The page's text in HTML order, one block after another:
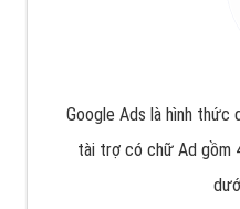
Google Ads là hình thức
tài trợ có chữ Ad gồm